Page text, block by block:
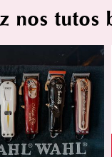
nos tutos